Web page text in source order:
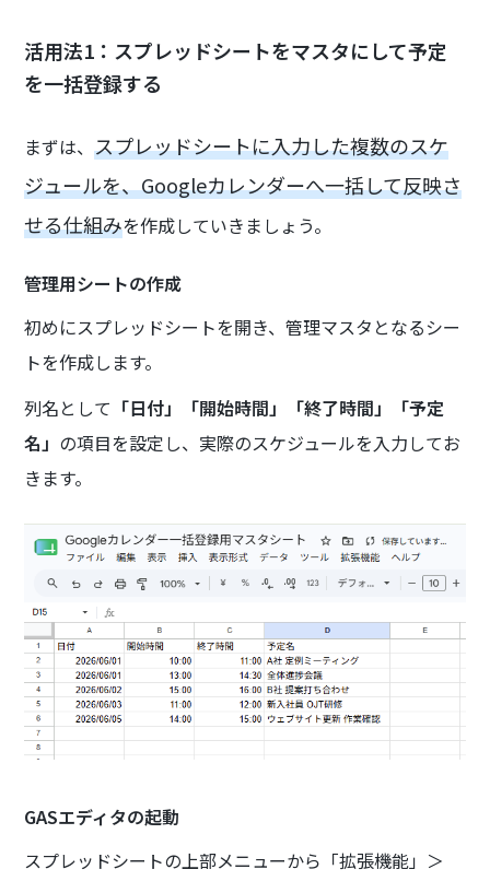
活用法1：スプレッドシートをマスタにして予定
を一括登録する
まずは、スプレッドシートに入力した複数のスケ
ジュールを、Googleカレンダーへ一括して反映さ
せる仕組みを作成していきましょう。
管理用シートの作成
初めにスプレッドシートを開き、管理マスタとなるシー
トを作成します。
列名として 「日付」「開始時間」「終了時間」「予定
名」 の項目を設定し、実際のスケジュールを入力してお
きます。
GASエディタの起動
スプレッドシートの上部メニューから「拡張機能」＞